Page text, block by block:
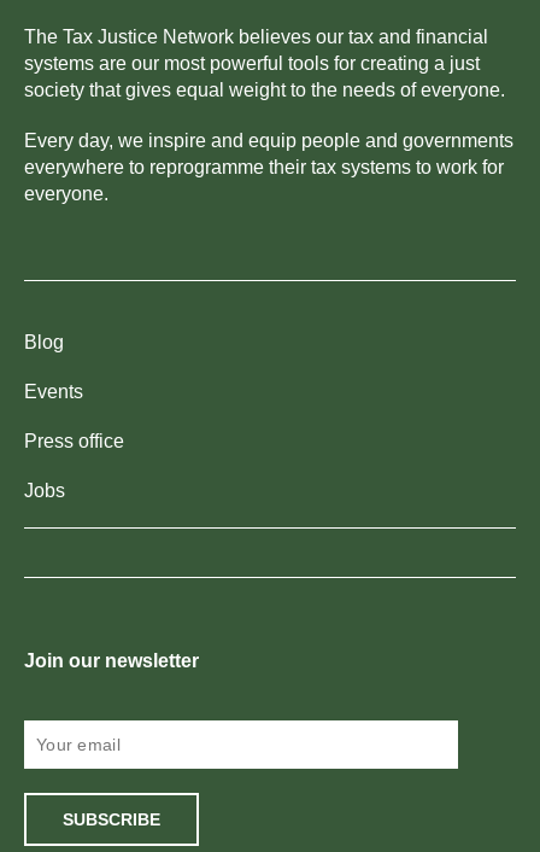
The Tax Justice Network believes our tax and financial
systems are our most powerful tools for creating a just
society that gives equal weight to the needs of everyone.
Every day, we inspire and equip people and governments
everywhere to reprogramme their tax systems to work for
everyone.
Blog
Events
Press office
Jobs
Join our newsletter
SUBSCRIBE